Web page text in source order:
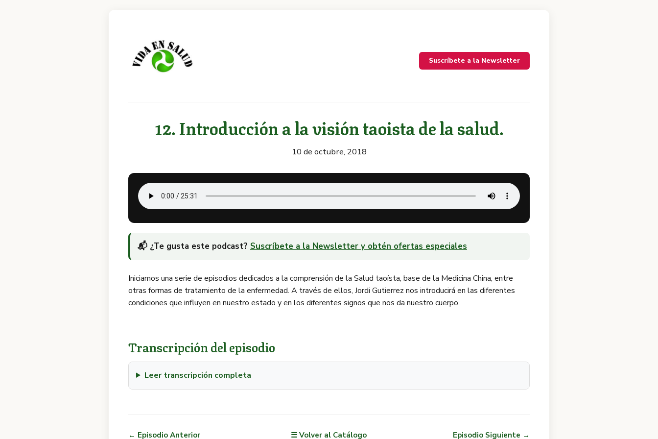
Suscríbete a la Newsletter
12. Introducción a la visión taoista de la salud.
10 de octubre, 2018
📬 ¿Te gusta este podcast? Suscríbete a la Newsletter y obtén ofertas especiales
Iniciamos una serie de episodios dedicados a la comprensión de la Salud taoísta, base de la Medicina China, entre
otras formas de tratamiento de la enfermedad. A través de ellos, Jordi Gutierrez nos introducirá en las diferentes
condiciones que influyen en nuestro estado y en los diferentes signos que nos da nuestro cuerpo.
Transcripción del episodio
Leer transcripción completa
← Episodio Anterior ☰ Volver al Catálogo Episodio Siguiente →